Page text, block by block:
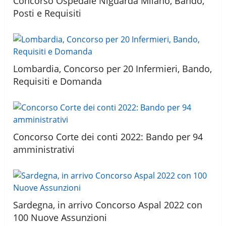
Posti e Requisiti
Lombardia, Concorso per 20 Infermieri, Bando,
Requisiti e Domanda
Concorso Corte dei conti 2022: Bando per 94
amministrativi
Sardegna, in arrivo Concorso Aspal 2022 con
100 Nuove Assunzioni